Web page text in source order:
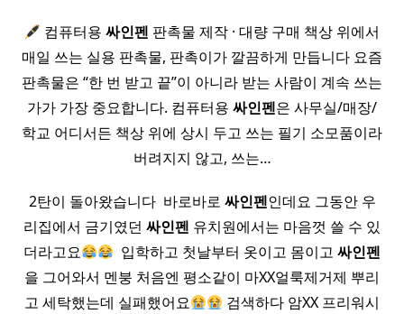
컴퓨터용싸인펜 판촉물 제작 · 대량 구매 책상 위에서
매일 쓰는 실용 판촉물, 판촉이가 깔끔하게 만듭니다 요즘
판촉물은 “한 번 받고 끝”이 아니라 받는 사람이 계속 쓰는
가가 가장 중요합니다. 컴퓨터용 싸인펜은 사무실/매장/
학교 어디서든 책상 위에 상시 두고 쓰는 필기 소모품이라
버려지지 않고, 쓰는…
2탄이 돌아왔습니다 ​ 바로바로 싸인펜인데요 그동안 우
리집에서 금기였던 싸인펜 유치원에서는 마음껏 쓸 수 있
더라고요
​ 입학하고 첫날부터 옷이고 몸이고싸인펜
을 그어와서 멘붕 처음엔 평소같이 마XX얼룩제거제 뿌리
고 세탁했는데 실패했어요
검색하다 암XX 프리워시